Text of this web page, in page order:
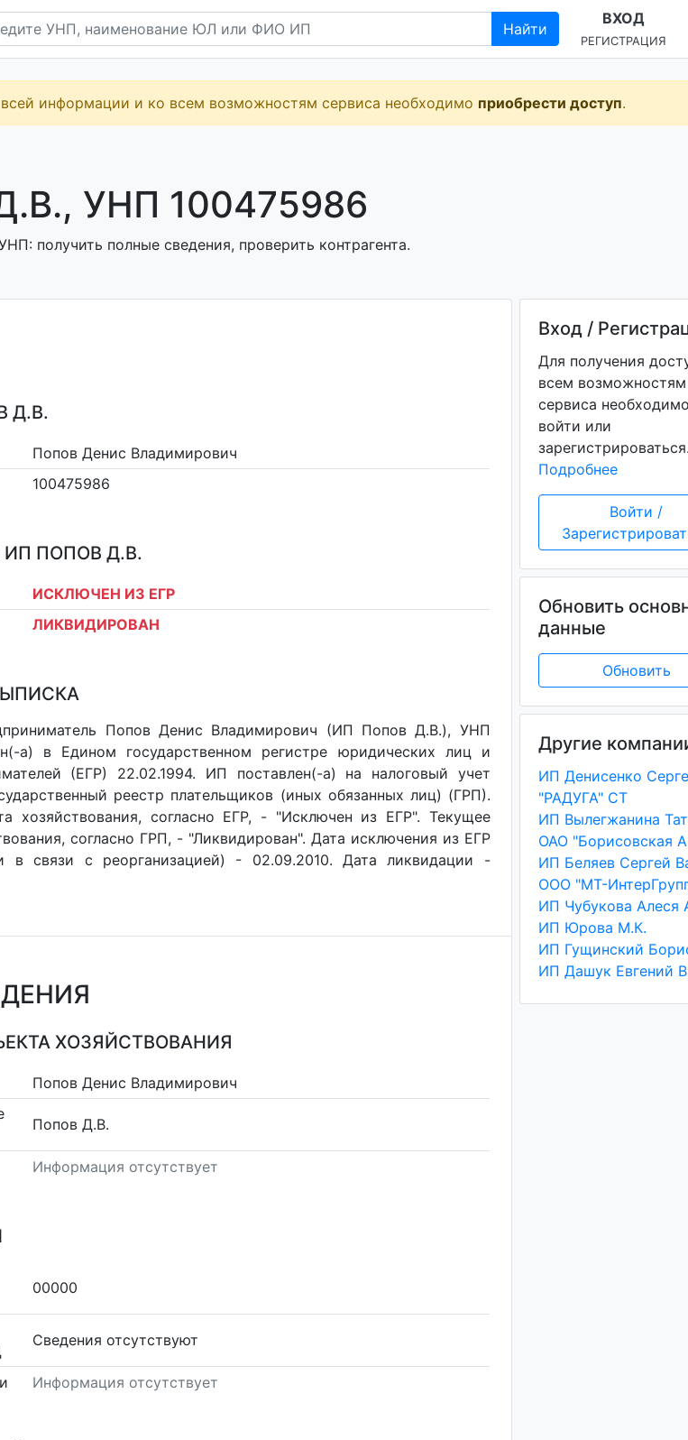
Найти
ВХОД
РЕГИСТРАЦИЯ
информации и ко всем возможностям сервиса необходимо приобрести доступ.
УНП 100475986
получить полные сведения, проверить контрагента.
Д.В.
Попов Денис Владимирович
100475986
ПОПОВ Д.В.
ИСКЛЮЧЕН ИЗ ЕГР
ЛИКВИДИРОВАН
Попов Денис Владимирович (ИП Попов Д.В.), УНП
а) в Едином государственном регистре юридических лиц и
(ЕГР) 22.02.1994. ИП поставлен(-a) на налоговый учет
реестр плательщиков (иных обязанных лиц) (ГРП).
хозяйствования, согласно ЕГР, - "Исключен из ЕГР". Текущее
согласно ГРП, - "Ликвидирован". Дата исключения из ЕГР
в связи с реорганизацией) - 02.09.2010. Дата ликвидации -
ХОЗЯЙСТВОВАНИЯ
Попов Денис Владимирович
Попов Д.В.
Информация отсутствует
00000
Cведения отсутствуют
Информация отсутствует
Вход /
Для получения
всем возможностям
сервиса
войти или
Подробнее
Войти /
Обновить
данные
Обновить
Другие
"РАДУГА" СТ
ООО "МТ-
ИП Юрова М.К.